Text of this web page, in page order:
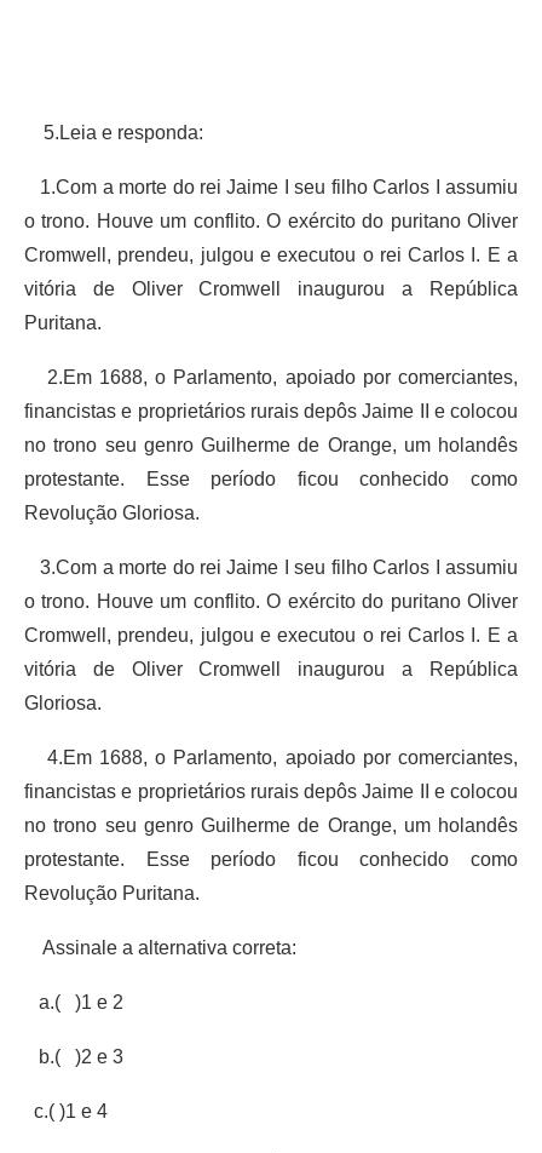
5.Leia e responda:
1.Com a morte do rei Jaime I seu filho Carlos I assumiu
o trono. Houve um conflito. O exército do puritano Oliver
Cromwell, prendeu, julgou e executou o rei Carlos I. E a
vitória de Oliver Cromwell inaugurou a República
Puritana.
2.Em 1688, o Parlamento, apoiado por comerciantes,
financistas e proprietários rurais depôs Jaime II e colocou
no trono seu genro Guilherme de Orange, um holandês
protestante. Esse período ficou conhecido como
Revolução Gloriosa.
3.Com a morte do rei Jaime I seu filho Carlos I assumiu
o trono. Houve um conflito. O exército do puritano Oliver
Cromwell, prendeu, julgou e executou o rei Carlos I. E a
vitória de Oliver Cromwell inaugurou a República
Gloriosa.
4.Em 1688, o Parlamento, apoiado por comerciantes,
financistas e proprietários rurais depôs Jaime II e colocou
no trono seu genro Guilherme de Orange, um holandês
protestante. Esse período ficou conhecido como
Revolução Puritana.
Assinale a alternativa correta:
a.( )1 e 2
b.( )2 e 3
c.( )1 e 4